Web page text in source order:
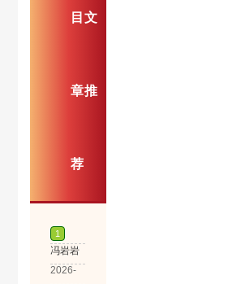
目文
章推
荐